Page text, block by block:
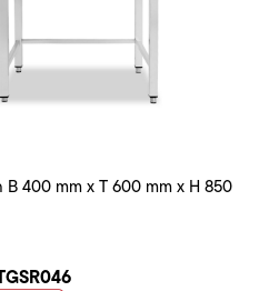
400 mm x T 600 mm x H 850